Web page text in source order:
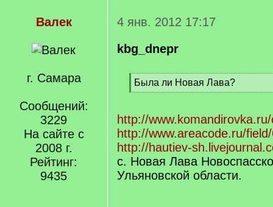
Валек
г. Самара
Сообщений:
3229
На сайте с
2008 г.
Рейтинг:
9435
4 янв. 2012 17:17
kbg_dnepr
[
q
Была ли Новая Лава?
[
q
]
http://
http://www.areacode.ru/
http://hautiev-
с. Новая Лава
Ульяновской области.